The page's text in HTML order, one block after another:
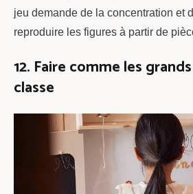
jeu demande de la concentration et
reproduire les figures à partir de
12. Faire comme les
classe